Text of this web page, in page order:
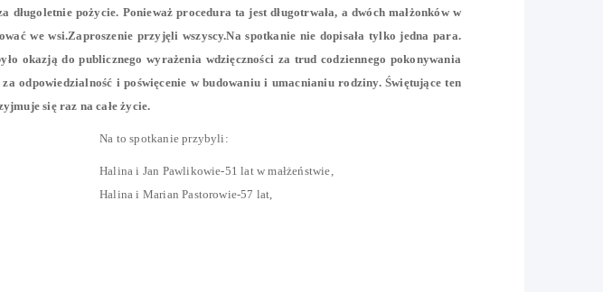
pożycie. Ponieważ procedura ta jest długotrwała, a dwóch małżonków w
we wsi.Zaproszenie przyjęli wszyscy.Na spotkanie nie dopisała tylko jedna para.
okazją do publicznego wyrażenia wdzięczności za trud codziennego pokonywania
odpowiedzialność i poświęcenie w budowaniu i umacnianiu rodziny. Świętujące ten
się raz na całe życie.
Na to spotkanie przybyli:
Halina i Jan Pawlikowie-51 lat w małżeństwie,
Halina i Marian Pastorowie-57 lat,